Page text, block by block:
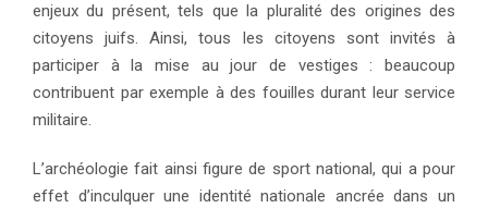
enjeux du présent, tels que la pluralité des origines des
citoyens juifs. Ainsi, tous les citoyens sont invités à
participer à la mise au jour de vestiges : beaucoup
contribuent par exemple à des fouilles durant leur service
militaire.
L’archéologie fait ainsi figure de sport national, qui a pour
effet d’inculquer une identité nationale ancrée dans un